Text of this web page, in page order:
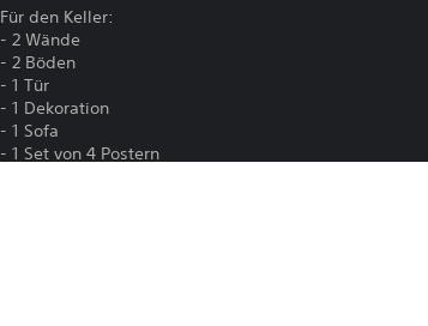
Für den Keller:
- 2 Wände
- 2 Böden
- 1 Tür
- 1 Dekoration
- 1 Sofa
- 1 Set von 4 Postern